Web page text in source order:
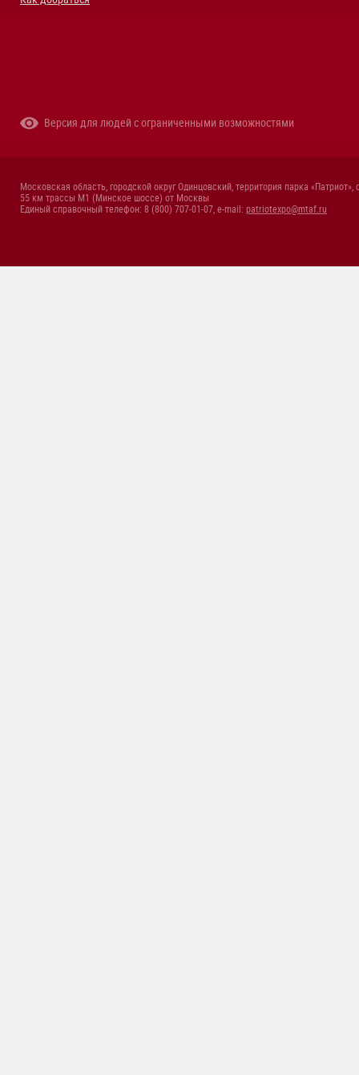
Версия для людей с ограниченными возможностями
Московская область, городской округ Одинцовский, территория парка «Патриот»,
55 км трассы М1 (Минское шоссе) от Москвы
Единый справочный телефон: 8 (800) 707-01-07, e-mail: patriotexpo@mtaf.ru